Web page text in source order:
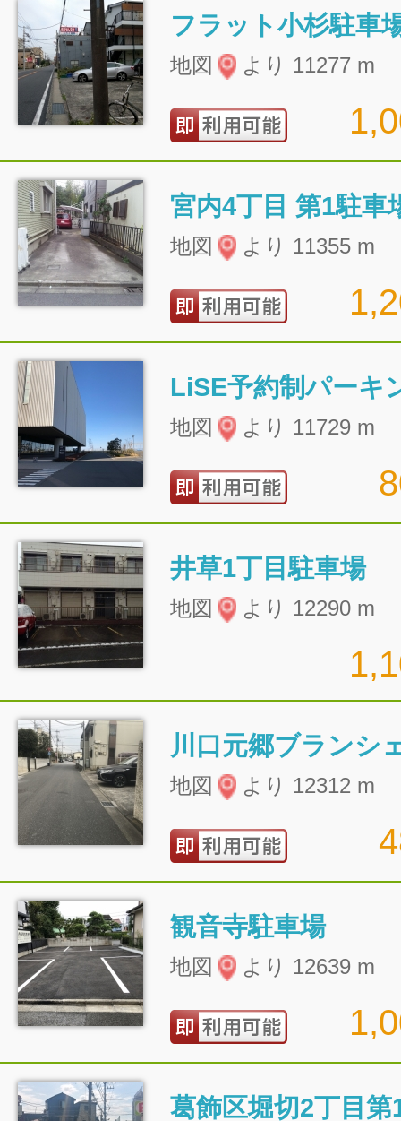
フラット小杉駐車
地図 より 11277 m
宮内4丁目 第1駐車
地図 より 11355 m
LiSE予約制パーキ
地図 より 11729 m
井草1丁目駐車場
地図 より 12290 m
川口元郷ブランシ
地図 より 12312 m
観音寺駐車場
地図 より 12639 m
葛飾区堀切2丁目第